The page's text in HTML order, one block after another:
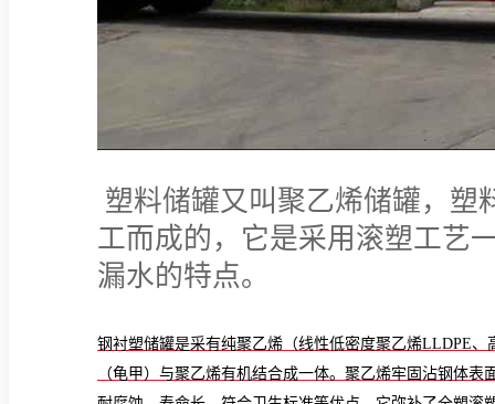
塑料储罐又叫聚乙烯储罐，塑
工而成的，它是采用滚塑工艺
漏水的特点。
钢衬塑储罐是采有纯聚乙烯（线性低密度聚乙烯LLDPE、
（龟甲）与聚乙烯有机结合成一体。 聚乙烯牢固沾钢体表